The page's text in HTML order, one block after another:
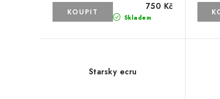
Skladem
750 Kč
Starsky ecru